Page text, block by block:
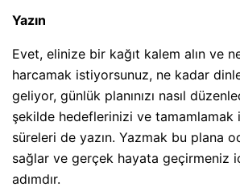
Yazın
Evet, elinize bir kağıt kalem alın ve
harcamak istiyorsunuz, ne kadar
geliyor, günlük planınızı nasıl
şekilde hedeflerinizi ve tamamlamak
süreleri de yazın. Yazmak bu plana
sağlar ve gerçek hayata geçirmeniz
adımdır.